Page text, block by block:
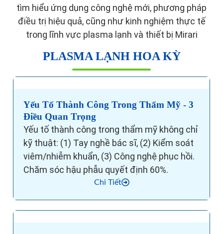
tìm hiểu ứng dụng công nghệ mới, phương pháp
điều trị hiệu quả, cũng như kinh nghiệm thực tế
trong lĩnh vực plasma lạnh và thiết bị Mirari
PLASMA LẠNH HOA KỲ
Yếu Tố Thành Công Trong Thẩm Mỹ - 3
Điều Quan Trọng
Yếu tố thành công trong thẩm mỹ không chỉ
kỹ thuật: (1) Tay nghề bác sĩ, (2) Kiểm soát
viêm/nhiễm khuẩn, (3) Công nghệ phục hồi.
Chăm sóc hậu phẫu quyết định 60%.
Chi Tiết